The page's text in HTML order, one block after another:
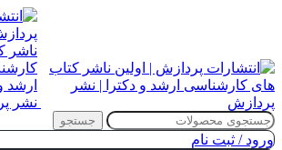
جستجو
ورود / ثبت نام